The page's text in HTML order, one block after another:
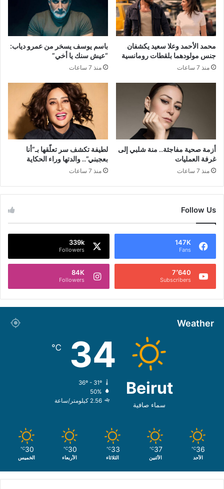
محمد الأحمد وعلا سعيد يكشفان
جنس مولودهما بلقطات رومانسية
منذ 7 ساعات
باسم يوسف يسخر من عمرو دياب:
“عيش سنك يا أخي”
منذ 7 ساعات
أزمة صحية مفاجئة.. منة شلبي إلى
غرفة العمليات
منذ 7 ساعات
لطيفة تكشف سر تعلّقها بـ”أنا
بعجبني”.. والدتها وراء الحكاية
منذ 7 ساعات
Follow Us
147K
Fans
339k
Followers
7٬640
Subscribers
84K
Followers
Weather
Beirut
سماء صافية
34
℃
36º - 31º
50%
2.56 كيلومتر/ساعة
36
℃
الأحد
37
℃
الأثنين
33
℃
الثلاثاء
30
℃
الأربعاء
30
℃
الخميس